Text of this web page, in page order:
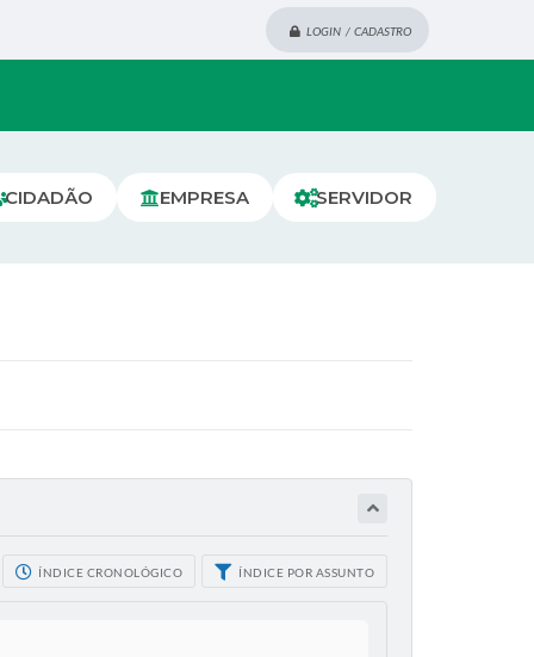
LOGIN / CADASTRO
CIDADÃO EMPRESA SERVIDOR
ÍNDICE CRONOLÓGICO ÍNDICE POR ASSUNTO